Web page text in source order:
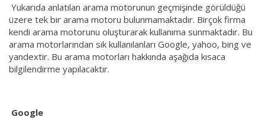
Yukarıda anlatılan arama motorunun geçmişinde görüldüğü
üzere tek bir arama motoru bulunmamaktadır. Birçok firma
kendi arama motorunu oluşturarak kullanıma sunmaktadır. Bu
arama motorlarından sık kullanılanları Google, yahoo, bing ve
yandextir. Bu arama motorları hakkında aşağıda kısaca
bilgilendirme yapılacaktır.
Google